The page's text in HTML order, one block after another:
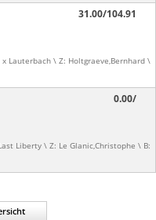
Lauterbach \ Z: Holtgraeve,Bernhard \
31.00/104.91
Liberty \ Z: Le Glanic,Christophe \ B:
0.00/